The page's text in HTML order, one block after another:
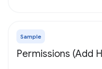
Sample
Permissions (Add